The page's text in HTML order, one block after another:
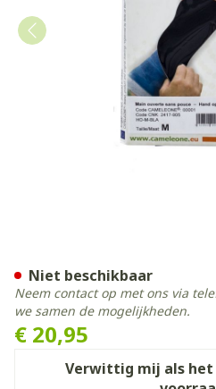
€ 20,95
Verwittig mij als
Niet beschikbaar
Neem contact op met ons via
we samen de mogelijkheden.